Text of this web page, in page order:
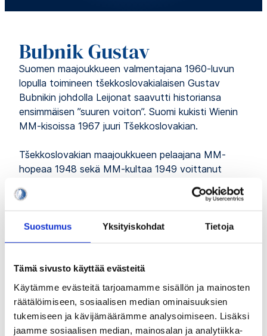
Suostumus Yksityiskohdat Tietoja
Tämä sivusto käyttää evästeitä
Käytämme evästeitä tarjoamamme sisällön ja mainosten
räätälöimiseen, sosiaalisen median ominaisuuksien
tukemiseen ja kävijämäärämme analysoimiseen. Lisäksi
jaamme sosiaalisen median, mainosalan ja analytiikka-
Bubnik Gustav
Suomen maajoukkueen valmentajana 1960-luvun
lopulla toimineen tšekkoslovakialaisen Gustav
Bubnikin johdolla Leijonat saavutti historiansa
ensimmäisen ”suuren voiton”. Suomi kukisti Wienin
MM-kisoissa 1967 juuri Tšekkoslovakian.
Tšekkoslovakian maajoukkueen pelaajana MM-
hopeaa 1948 sekä MM-kultaa 1949 voittanut
Bubnik joutui maansa kommunistisen hallinnon
vainoamana viideksi vuodeksi vankeuteen 1950-
luvun alussa.
Bubnik seurasi Leijona-valmentajana kanadalaisia
ensimmäisessä arvoturnauksessaan, Wienin MM-
kisoissa 1967, Bubnik johti Leijonat
sensaatiomaiseen 3–1-voittoon Tšekkoslovakiasta.
Seuraavana talvena Grenoblen
olympiaturnauksessa Suomi kaatoi Kanadan. .